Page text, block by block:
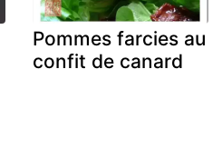
Pommes farcies au
confit de canard